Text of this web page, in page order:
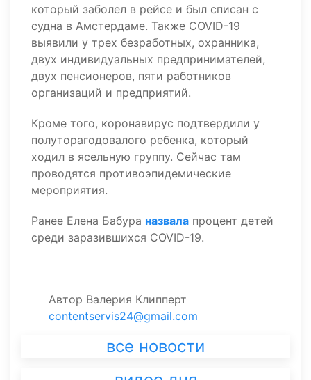
который заболел в рейсе и был списан с
судна в Амстердаме. Также COVID-19
выявили у трех безработных, охранника,
двух индивидуальных предпринимателей,
двух пенсионеров, пяти работников
организаций и предприятий.
Кроме того, коронавирус подтвердили у
полуторагодовалого ребенка, который
ходил в ясельную группу. Сейчас там
проводятся противоэпидемические
мероприятия.
Ранее Елена Бабура назвала процент детей
среди заразившихся COVID-19.
Автор Валерия Клипперт
contentservis24@gmail.com
все новости